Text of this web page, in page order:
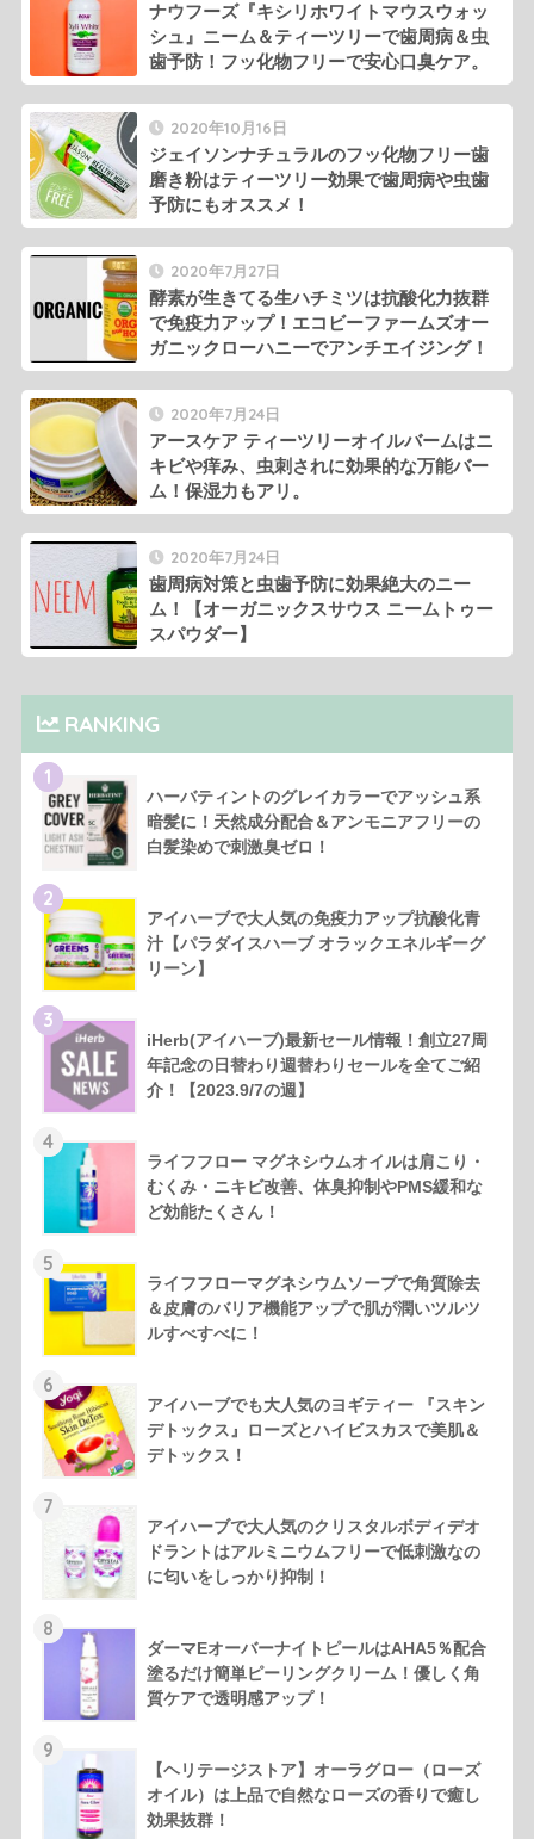
ナウフーズ『キシリホワイトマウスウォッ
シュ』ニーム＆ティーツリーで歯周病＆虫
歯予防！フッ化物フリーで安心口臭ケア。
2020年10月16日
ジェイソンナチュラルのフッ化物フリー歯
磨き粉はティーツリー効果で歯周病や虫歯
予防にもオススメ！
2020年7月27日
酵素が生きてる生ハチミツは抗酸化力抜群
で免疫力アップ！エコビーファームズオー
ガニックローハニーでアンチエイジング！
2020年7月24日
アースケア ティーツリーオイルバームはニ
キビや痒み、虫刺されに効果的な万能バー
ム！保湿力もアリ。
2020年7月24日
歯周病対策と虫歯予防に効果絶大のニー
ム！【オーガニックスサウス ニームトゥー
スパウダー】
RANKING
1
ハーバティントのグレイカラーでアッシュ系
暗髪に！天然成分配合＆アンモニアフリーの
白髪染めで刺激臭ゼロ！
2
アイハーブで大人気の免疫力アップ抗酸化青
汁【パラダイスハーブ オラックエネルギーグ
リーン】
3
iHerb(アイハーブ)最新セール情報！創立27周
年記念の日替わり週替わりセールを全てご紹
介！【2023.9/7の週】
4
ライフフロー マグネシウムオイルは肩こり・
むくみ・ニキビ改善、体臭抑制やPMS緩和な
ど効能たくさん！
5
ライフフローマグネシウムソープで角質除去
＆皮膚のバリア機能アップで肌が潤いツルツ
ルすべすべに！
6
アイハーブでも大人気のヨギティー 『スキン
デトックス』ローズとハイビスカスで美肌＆
デトックス！
7
アイハーブで大人気のクリスタルボディデオ
ドラントはアルミニウムフリーで低刺激なの
に匂いをしっかり抑制！
8
ダーマEオーバーナイトピールはAHA5％配合
塗るだけ簡単ピーリングクリーム！優しく角
質ケアで透明感アップ！
9
【ヘリテージストア】オーラグロー（ローズ
オイル）は上品で自然なローズの香りで癒し
効果抜群！